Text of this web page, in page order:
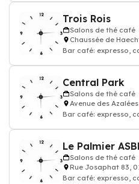
Trois Rois
Salons de thé café
Chaussée de
Bar café: expresso,
Central Park
Salons de thé café
Avenue des Azalées
Bar café: expresso,
Le Palmier
Salons de thé café
Rue Josaphat 83,
Bar café: expresso,